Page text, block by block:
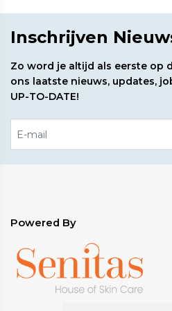
Sulfonzuur, Oenothera
cinalis Bladolie, Gaultheria
(Wintergroen) Bladolie,
Bladolie, Thymus Vulgaris
Fenethylpropionaat,
Inschrijven
Zo word je altijd als eerste op
ons laatste nieuws, updates,
UP-TO-DATE!
Powered By